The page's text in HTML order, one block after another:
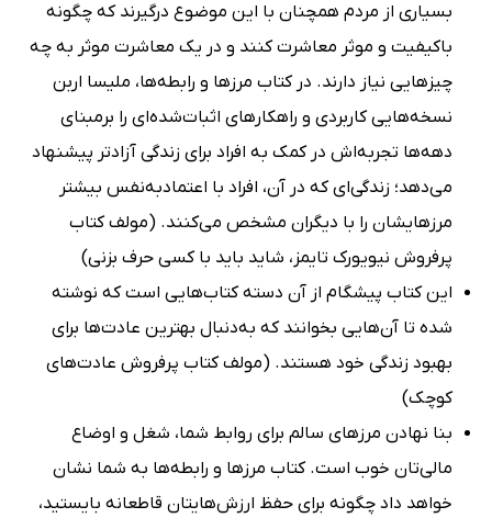
بسیاری از مردم همچنان با این موضوع درگیرند که چگونه
باکیفیت و موثر معاشرت کنند و در یک معاشرت موثر به چه
چیزهایی نیاز دارند. در کتاب مرزها و رابطه‌ها، ملیسا اربن
نسخه‌هایی کاربردی و راهکارهای اثبات‌شده‌ای را برمبنای
دهه‌ها تجربه‌‌اش در کمک به افراد برای زندگی آزادتر پیشنهاد
می‌دهد؛ زندگی‌ای که در آن، افراد با اعتمادبه‌نفس بیشتر
مرزهایشان را با دیگران مشخص می‌کنند. (مولف کتاب
پرفروش نیویورک تایمز، شاید باید با کسی حرف بزنی)
این کتاب پیشگام از آن دسته کتاب‌هایی است که نوشته
شده تا آن‌هایی بخوانند که به‌دنبال بهترین عادت‌ها برای
بهبود زندگی خود هستند. (مولف کتاب پرفروش عادت‌های
کوچک)
بنا نهادن مرزهای سالم برای روابط شما، شغل و اوضاع
مالی‌تان خوب است. کتاب مرزها و رابطه‌ها به شما نشان
خواهد داد چگونه برای حفظ ارزش‌هایتان قاطعانه بایستید،